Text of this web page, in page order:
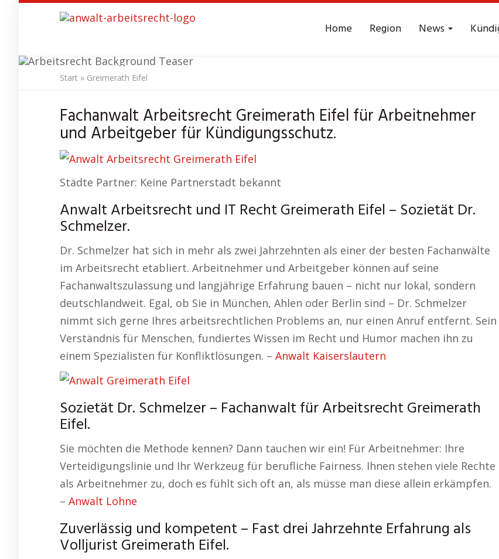
content
Home Region News
Anwalt Arbeitsrecht
Start » Greimerath Eifel
Fachanwalt Arbeitsrecht Greimerath Eifel für Arbeitnehmer
und Arbeitgeber für Kündigungsschutz.
Städte Partner: Keine Partnerstadt bekannt
Anwalt Arbeitsrecht und IT Recht Greimerath Eifel – Sozietät Dr.
Schmelzer.
Dr. Schmelzer hat sich in mehr als zwei Jahrzehnten als einer der besten Fachanwälte
im Arbeitsrecht etabliert. Arbeitnehmer und Arbeitgeber können auf seine
Fachanwaltszulassung und langjährige Erfahrung bauen – nicht nur lokal, sondern
deutschlandweit. Egal, ob Sie in München, Ahlen oder Berlin sind – Dr. Schmelzer
nimmt sich gerne Ihres arbeitsrechtlichen Problems an, nur einen Anruf entfernt. Sein
Verständnis für Menschen, fundiertes Wissen im Recht und Humor machen ihn zu
einem Spezialisten für Konfliktlösungen. – Anwalt Kaiserslautern
Sozietät Dr. Schmelzer – Fachanwalt für Arbeitsrecht Greimerath
Eifel.
Sie möchten die Methode kennen? Dann tauchen wir ein! Für Arbeitnehmer: Ihre
Verteidigungslinie und Ihr Werkzeug für berufliche Fairness. Ihnen stehen viele Rechte
als Arbeitnehmer zu, doch es fühlt sich oft an, als müsse man diese allein erkämpfen.
– Anwalt Lohne
Zuverlässig und kompetent – Fast drei Jahrzehnte Erfahrung als
Volljurist Greimerath Eifel.